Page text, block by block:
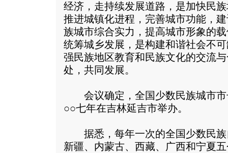
经济，走持续发展道路，是加快民
推进城镇化进程，完善城市功能，
族城市综合实力，提高城市形象的
统筹城乡发展，是构建和谐社会不
强民族地区教育和民族文化的交流
处，共同发展。
会议确定，全国少数民族城市市
○○七年在吉林延吉市举办。
据悉，每年一次的全国少数民族
新疆、内蒙古、西藏、广西和宁夏